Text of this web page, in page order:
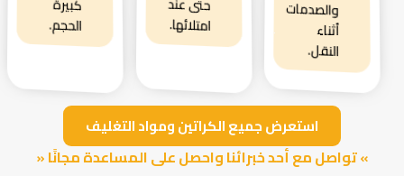
والصدمات
أثناء
النقل.
امتلائها. الحجم.
استعرض جميع الكراتين ومواد التغليف
» تواصل مع أحد خبرائنا واحصل على المساعدة مجانًا «